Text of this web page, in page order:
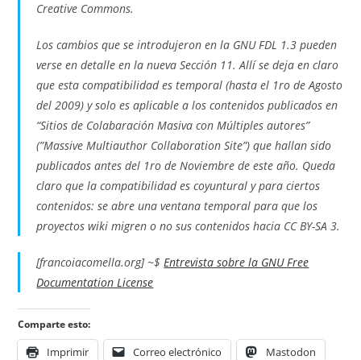
Creative Commons.
Los cambios que se introdujeron en la GNU FDL 1.3 pueden
verse en detalle en la nueva Sección 11. Allí se deja en claro
que esta compatibilidad es temporal (hasta el 1ro de Agosto
del 2009) y solo es aplicable a los contenidos publicados en
“Sitios de Colabaración Masiva con Múltiples autores”
(”Massive Multiauthor Collaboration Site”) que hallan sido
publicados antes del 1ro de Noviembre de este año. Queda
claro que la compatibilidad es coyuntural y para ciertos
contenidos: se abre una ventana temporal para que los
proyectos wiki migren o no sus contenidos hacia CC BY-SA 3.
[francoiacomella.org] ~$Entrevista sobre la GNU Free
Documentation License
Comparte esto:
Imprimir Correo electrónico Mastodon